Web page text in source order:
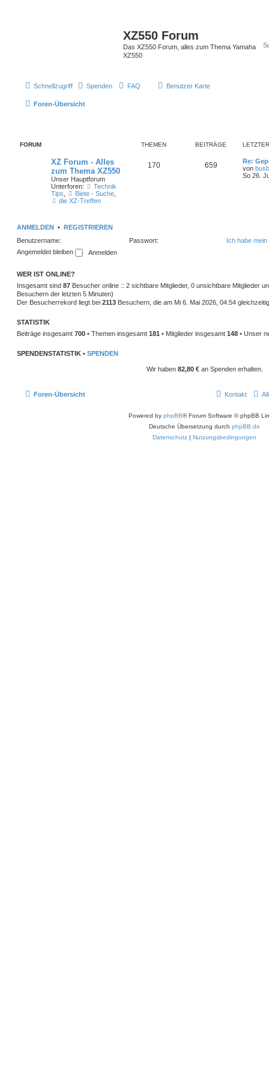
XZ550 Forum
Das XZ550 Forum, alles zum Thema Yamaha
XZ550
Schnellzugriff Spenden FAQ Benutzer Karte
Foren-Übersicht
FORUM THEMEN BEITRÄGE
XZ Forum - Alles
zum Thema XZ550
Unser Hauptforum
Unterforen:
Technik
Tips
Biete - Suche,
die XZ-Treffen
170 659
Re:
von
So 26.
ANMELDEN • REGISTRIEREN
Benutzername:
Passwort:
Ich habe
Angemeldet bleiben
WER IST ONLINE?
Insgesamt sind 87 Besucher online :: 2 sichtbare Mitglieder, 0 unsichtbare Mitglieder
Besuchern der letzten 5 Minuten)
Der Besucherrekord liegt bei 2113 Besuchern, die am Mi 6. Mai 2026, 04:54
STATISTIK
Beiträge insgesamt 700 • Themen insgesamt 181 • Mitglieder insgesamt 148 • Unser
SPENDENSTATISTIK • SPENDEN
Wir haben 82,80 €an Spenden erhalten.
Foren-Übersicht Kontakt
Powered by phpBB® Forum Software © phpBB
Deutsche Übersetzung durch phpBB.de
Datenschutz | Nutzungsbedingungen